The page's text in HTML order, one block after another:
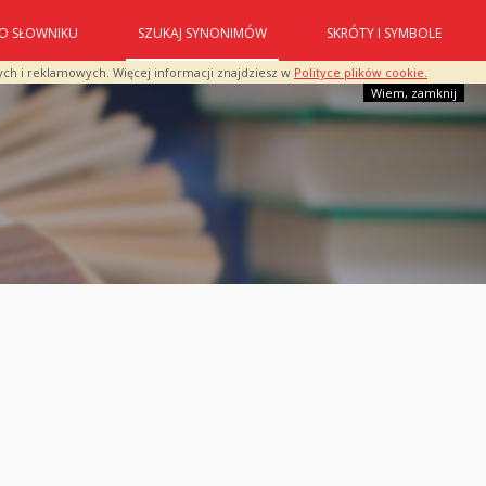
i reklamowych. Więcej informacji znajdziesz w Polityce plików cookie.
Wiem, zamknij
O SŁOWNIKU SZUKAJ SYNONIMÓW SKRÓTY I SYMBOLE